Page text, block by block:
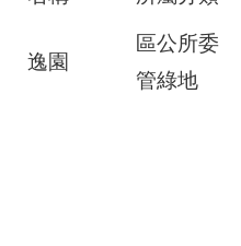
逸園
區公所委
管綠地